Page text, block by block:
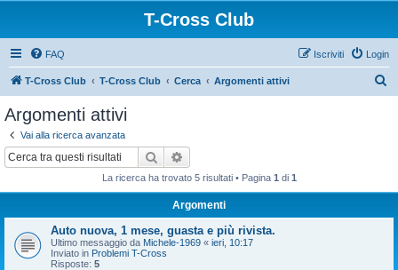
T-Cross Club
FAQ Login
Iscriviti
T-Cross Club T-Cross Club Cerca Argomenti attivi
Argomenti attivi
Vai alla ricerca avanzata
Cerca
La ricerca ha trovato 5 risultati • Pagina 1 di 1
Argomenti
Auto nuova, 1 mese, guasta e più rivista.
Ultimo messaggio da Michele-1969 « ieri, 10:17
Inviato in Problemi T-Cross
Risposte: 5